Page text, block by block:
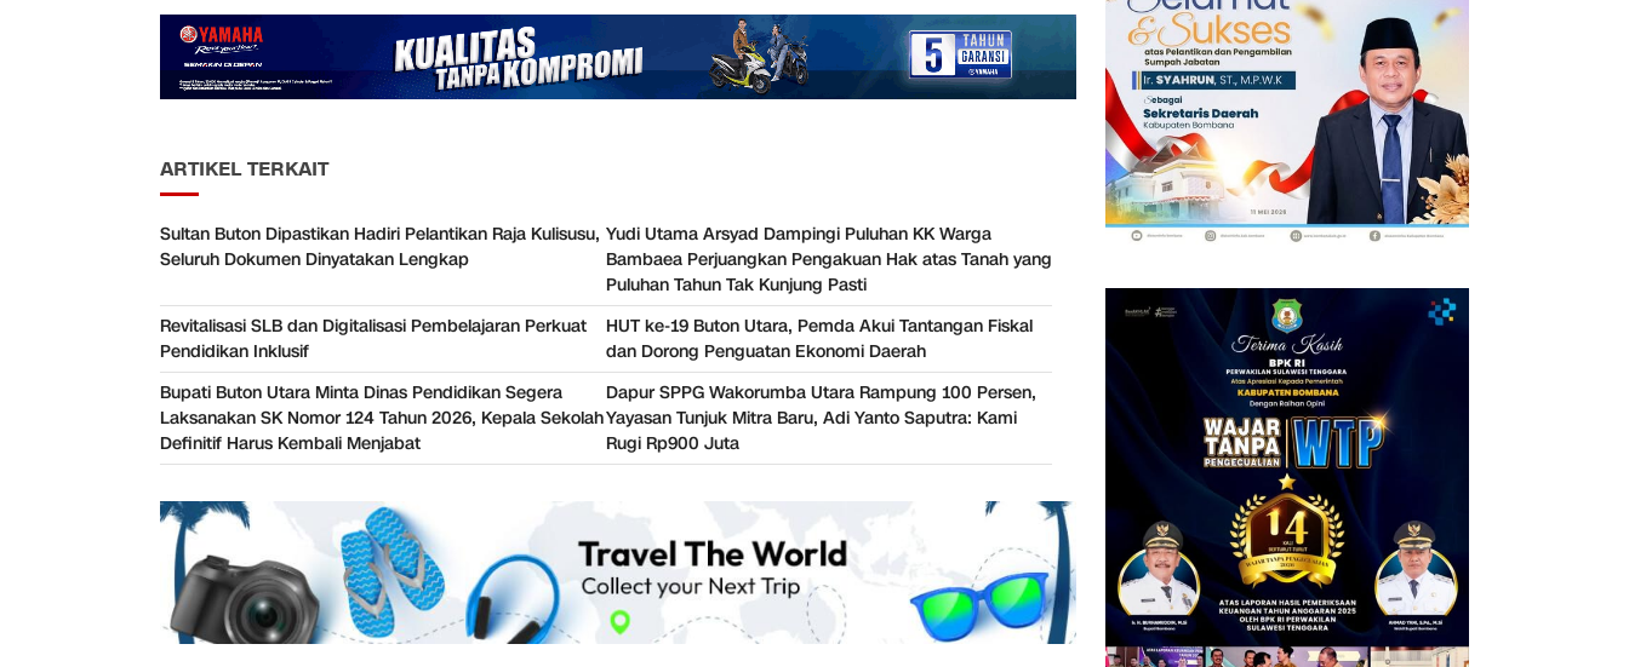
ARTIKEL TERKAIT
Sultan Buton Dipastikan Hadiri Pelantikan Raja Kulisusu,
Seluruh Dokumen Dinyatakan Lengkap
Yudi Utama Arsyad Dampingi Puluhan KK Warga
Bambaea Perjuangkan Pengakuan Hak atas Tanah yang
Puluhan Tahun Tak Kunjung Pasti
Revitalisasi SLB dan Digitalisasi Pembelajaran Perkuat
Pendidikan Inklusif
HUT ke-19 Buton Utara, Pemda Akui Tantangan Fiskal
dan Dorong Penguatan Ekonomi Daerah
Bupati Buton Utara Minta Dinas Pendidikan Segera
Laksanakan SK Nomor 124 Tahun 2026, Kepala Sekolah
Definitif Harus Kembali Menjabat
Dapur SPPG Wakorumba Utara Rampung 100 Persen,
Yayasan Tunjuk Mitra Baru, Adi Yanto Saputra: Kami
Rugi Rp900 Juta